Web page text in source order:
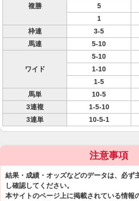
複勝
5
1
枠連
3-5
馬連
5-10
ワイド
5-10
1-10
1-5
馬単
10-5
3連複
1-5-10
3連単
10-5-1
注意事項
結果・成績・オッズなどのデータは、必ず
し確認してください。
本サイトのページ上に掲載されている情報